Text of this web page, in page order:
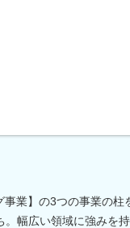
事業】の3つの事業の柱
。幅広い領域に強みを持